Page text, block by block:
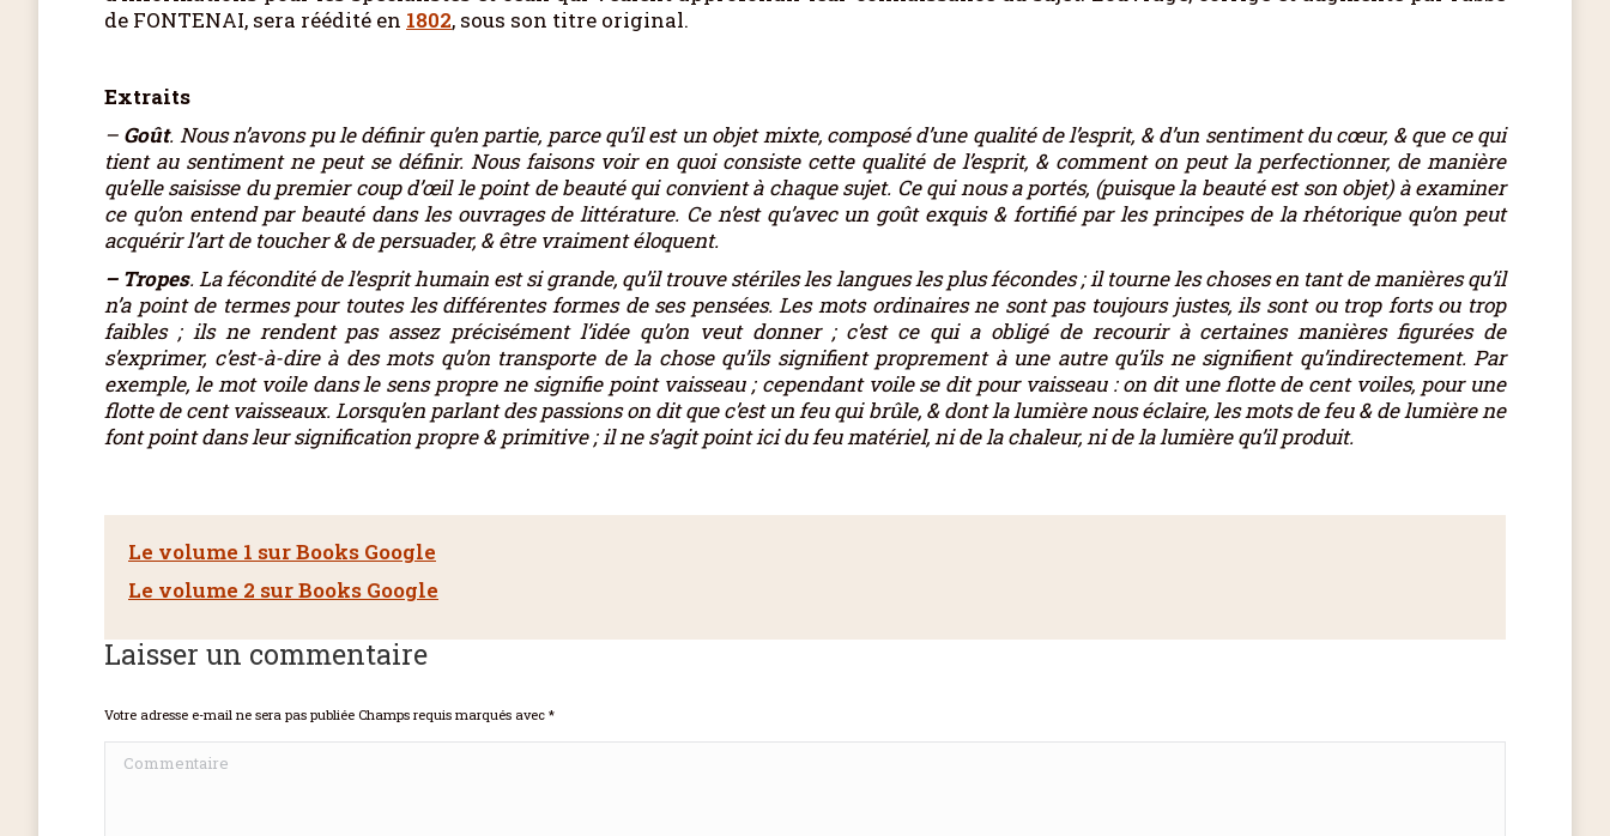
de FONTENAI, sera réédité en 1802, sous son titre original.
Extraits
– Goût. Nous n’avons pu le définir qu’en partie, parce qu’il est un objet mixte, composé d’une qualité de l’esprit, & d’un sentiment du cœur, & que ce qui
tient au sentiment ne peut se définir. Nous faisons voir en quoi consiste cette qualité de l’esprit, & comment on peut la perfectionner, de manière
qu’elle saisisse du premier coup d’œil le point de beauté qui convient à chaque sujet. Ce qui nous a portés, (puisque la beauté est son objet) à examiner
ce qu’on entend par beauté dans les ouvrages de littérature. Ce n’est qu’avec un goût exquis & fortifié par les principes de la rhétorique qu’on peut
acquérir l’art de toucher & de persuader, & être vraiment éloquent.
– Tropes. La fécondité de l’esprit humain est si grande, qu’il trouve stériles les langues les plus fécondes ; il tourne les choses en tant de manières qu’il
n’a point de termes pour toutes les différentes formes de ses pensées. Les mots ordinaires ne sont pas toujours justes, ils sont ou trop forts ou trop
faibles ; ils ne rendent pas assez précisément l’idée qu’on veut donner ; c’est ce qui a obligé de recourir à certaines manières figurées de
s’exprimer, c’est-à-dire à des mots qu’on transporte de la chose qu’ils signifient proprement à une autre qu’ils ne signifient qu’indirectement. Par
exemple, le mot voile dans le sens propre ne signifie point vaisseau ; cependant voile se dit pour vaisseau : on dit une flotte de cent voiles, pour une
flotte de cent vaisseaux. Lorsqu’en parlant des passions on dit que c’est un feu qui brûle, & dont la lumière nous éclaire, les mots de feu & de lumière ne
font point dans leur signification propre & primitive ; il ne s’agit point ici du feu matériel, ni de la chaleur, ni de la lumière qu’il produit.
Le volume 1 sur Books Google
Le volume 2 sur Books Google
Laisser un commentaire
Votre adresse e-mail ne sera pas publiée Champs requis marqués avec *
Commentaire